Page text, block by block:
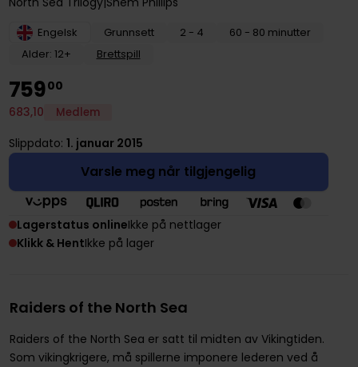
Engelsk Grunnsett 2 - 4
60 - 80 minutter
Alder: 12+
Brettspill
75900
683,10 Medlem
Slippdato: 1. januar 2015
Varsle meg når tilgjengelig
Lagerstatus onlineIkke på nettlager
Klikk & HentIkke på lager
Raiders of the North Sea
Raiders of the North Sea er satt til midten av Vikingtiden.
Som vikingkrigere, må spillerne imponere lederen ved å